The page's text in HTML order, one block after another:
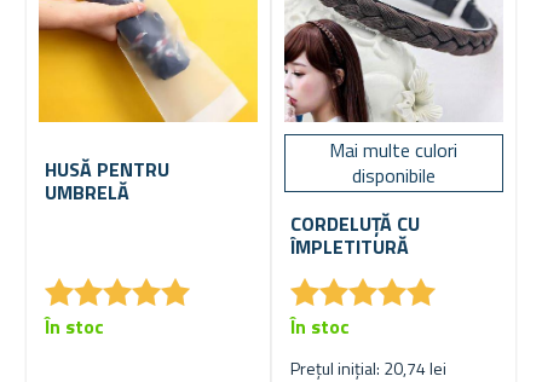
HUSĂ PENTRU
UMBRELĂ
★★★★★
★★★★★
În stoc
Mai multe culori
disponibile
CORDELUȚĂ CU
ÎMPLETITURĂ
★★★★★
★★★★★
Prețul inițial: 20,74 lei
În stoc